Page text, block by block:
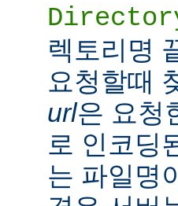
렉토리명
요청할때
url은 요청
로 인코딩
는 파일명